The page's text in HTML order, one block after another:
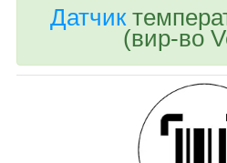
Датчик
(вир-во